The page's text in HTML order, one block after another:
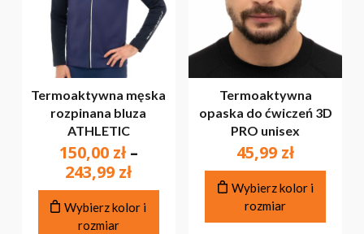
Termoaktywna męska
rozpinana bluza
ATHLETIC
150,00 zł –
243,99 złZakres
cen:
od
Wybierz kolor i
rozmiar
Termoaktywna
opaska do ćwiczeń 3D
PRO unisex
45,99 zł
Wybierz kolor i
rozmiar